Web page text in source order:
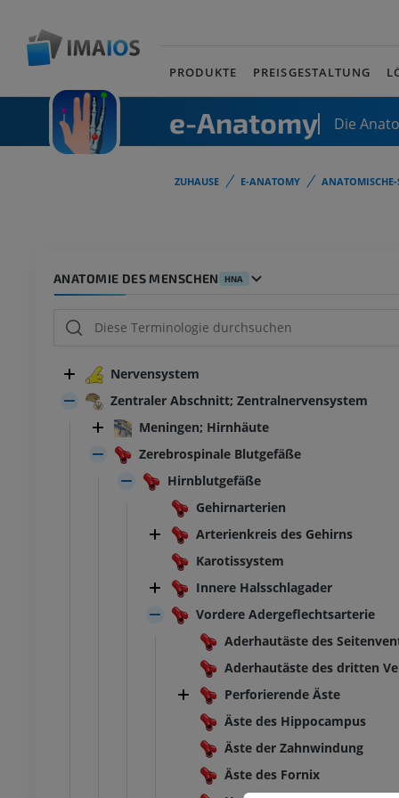
PRODUKTE PREISGESTALTUNG
e-Anatomy Die
ZUHAUSE E-ANATOMY ANATOMISCHE-
ANATOMIE DES MENSCHEN HNA
Nervensystem
Zentraler Abschnitt; Zentralnervensystem
Meningen; Hirnhäute
Zerebrospinale Blutgefäße
Hirnblutgefäße
Gehirnarterien
Arterienkreis des Gehirns
Karotissystem
Innere Halsschlagader
Vordere Adergeflechtsarterie
Aderhautäste des
Aderhautäste des dritten
Perforierende Äste
Äste des Hippocampus
Äste der Zahnwindung
Äste des Fornix